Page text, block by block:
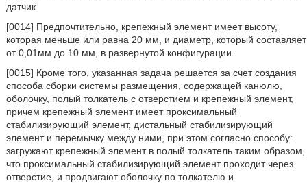
датчик.
[0014] Предпочтительно, крепежный элемент имеет высоту,
которая меньше или равна 20 мм, и диаметр, который составляет
от 0,01мм до 10 мм, в развернутой конфигурации.
[0015] Кроме того, указанная задача решается за счет создания
способа сборки системы размещения, содержащей канюлю,
оболочку, полый толкатель с отверстием и крепежный элемент,
причем крепежный элемент имеет проксимальный
стабилизирующий элемент, дистальный стабилизирующий
элемент и перемычку между ними, при этом согласно способу:
загружают крепежный элемент в полый толкатель таким образом,
что проксимальный стабилизирующий элемент проходит через
отверстие, и продвигают оболочку по толкателю и